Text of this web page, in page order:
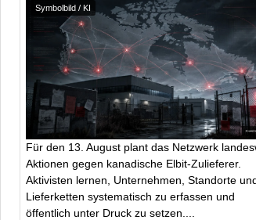
Symbolbild / KI
Für den 13. August plant das Netzwerk
Aktionen gegen kanadische Elbit-Zulieferer.
Aktivisten lernen, Unternehmen, Standorte
Lieferketten systematisch zu erfassen und
öffentlich unter Druck zu setzen....